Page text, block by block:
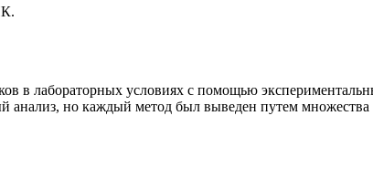
в лабораторных условиях с помощью
анализ, но каждый метод был выведен путем